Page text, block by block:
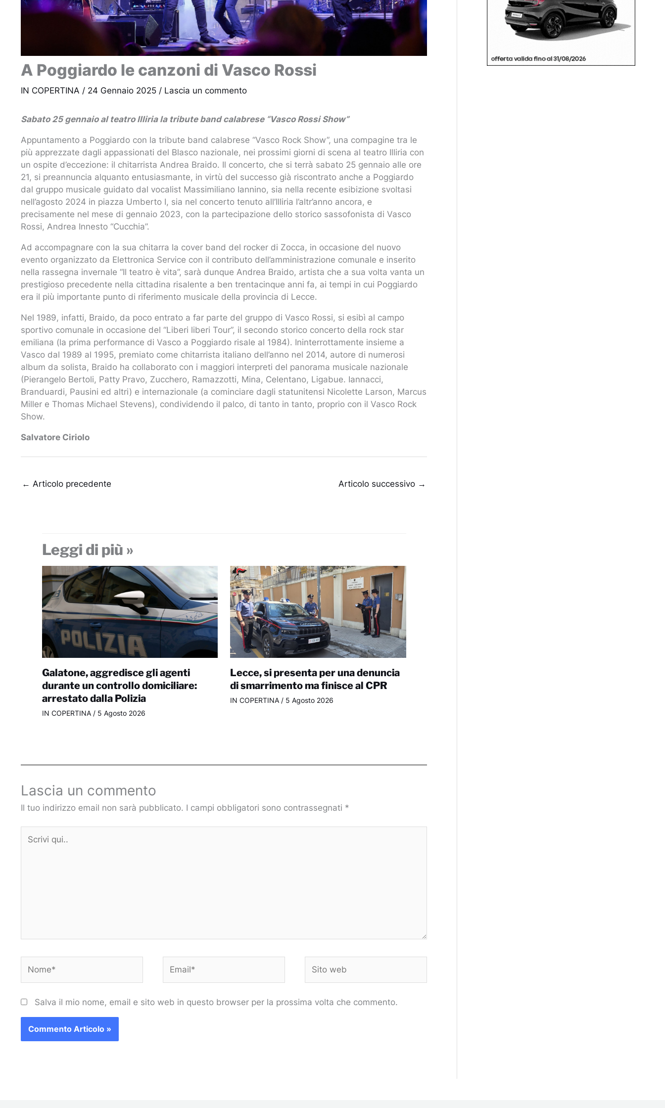
A Poggiardo le canzoni di Vasco Rossi
IN COPERTINA / 24 Gennaio 2025 / Lascia un commento
Sabato 25 gennaio al teatro Illiria la tribute band calabrese “Vasco Rossi Show”
Appuntamento a Poggiardo con la tribute band calabrese “Vasco Rock Show”, una compagine tra le
più apprezzate dagli appassionati del Blasco nazionale, nei prossimi giorni di scena al teatro Illiria con
un ospite d’eccezione: il chitarrista Andrea Braido. Il concerto, che si terrà sabato 25 gennaio alle ore
21, si preannuncia alquanto entusiasmante, in virtù del successo già riscontrato anche a Poggiardo
dal gruppo musicale guidato dal vocalist Massimiliano Iannino, sia nella recente esibizione svoltasi
nell’agosto 2024 in piazza Umberto I, sia nel concerto tenuto all’Illiria l’altr’anno ancora, e
precisamente nel mese di gennaio 2023, con la partecipazione dello storico sassofonista di Vasco
Rossi, Andrea Innesto “Cucchia”.
Ad accompagnare con la sua chitarra la cover band del rocker di Zocca, in occasione del nuovo
evento organizzato da Elettronica Service con il contributo dell’amministrazione comunale e inserito
nella rassegna invernale “Il teatro è vita”, sarà dunque Andrea Braido, artista che a sua volta vanta un
prestigioso precedente nella cittadina risalente a ben trentacinque anni fa, ai tempi in cui Poggiardo
era il più importante punto di riferimento musicale della provincia di Lecce.
Nel 1989, infatti, Braido, da poco entrato a far parte del gruppo di Vasco Rossi, si esibì al campo
sportivo comunale in occasione del “Liberi liberi Tour”, il secondo storico concerto della rock star
emiliana (la prima performance di Vasco a Poggiardo risale al 1984). Ininterrottamente insieme a
Vasco dal 1989 al 1995, premiato come chitarrista italiano dell’anno nel 2014, autore di numerosi
album da solista, Braido ha collaborato con i maggiori interpreti del panorama musicale nazionale
(Pierangelo Bertoli, Patty Pravo, Zucchero, Ramazzotti, Mina, Celentano, Ligabue. Iannacci,
Branduardi, Pausini ed altri) e internazionale (a cominciare dagli statunitensi Nicolette Larson, Marcus
Miller e Thomas Michael Stevens), condividendo il palco, di tanto in tanto, proprio con il Vasco Rock
Show.
Salvatore Ciriolo
← Articolo precedente Articolo successivo →
Leggi di più »
Galatone, aggredisce gli agenti
durante un controllo domiciliare:
arrestato dalla Polizia
IN COPERTINA/ 5 Agosto 2026
Lecce, si presenta per una denuncia
di smarrimento ma finisce al CPR
IN COPERTINA / 5 Agosto 2026
Lascia un commento
Il tuo indirizzo email non sarà pubblicato. I campi obbligatori sono contrassegnati *
qui..
web
Salva il mio nome, email e sito web in questo browser per la prossima volta che commento.